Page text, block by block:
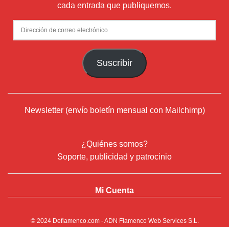
cada entrada que publiquemos.
Dirección
de
Suscribir
Newsletter (envío boletín mensual con Mailchimp)
¿Quiénes somos?
Soporte, publicidad y patrocinio
Mi Cuenta
© 2024 Deflamenco.com- ADN Flamenco Web Services S.L.